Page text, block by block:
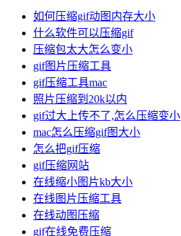
如何压缩gif动图内存大小
什么软件可以压缩gif
压缩包太大怎么变小
gif图片压缩工具
gif压缩工具mac
照片压缩到20k以内
gif过大上传不了,怎么压缩变小
mac怎么压缩gif图大小
怎么把gif压缩
gif压缩网站
在线缩小图片kb大小
在线图片压缩工具
在线动图压缩
gif在线免费压缩